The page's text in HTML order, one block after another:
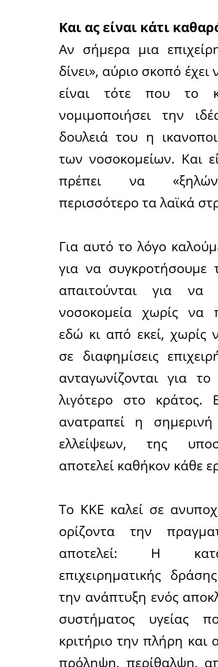
Σε ένα
τις
στην
αγγελικά
Καλούμε
Η
δημόσιας